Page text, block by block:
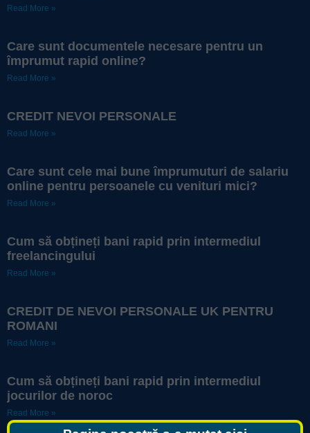
Read More »
Care sunt documentele necesare pentru un
împrumut rapid online?
Read More »
CREDIT NEVOI PERSONALE
Read More »
Care sunt cele mai bune împrumuturi de salariu
online pentru persoanele cu venituri mici?
Read More »
Cum să obțineți bani rapid prin intermediul
freelancingului
Read More »
CREDIT DE NEVOI PERSONALE UK PENTRU
ROMANI
Read More »
Cum să obțineți bani rapid prin intermediul
jocurilor de noroc
Read More »